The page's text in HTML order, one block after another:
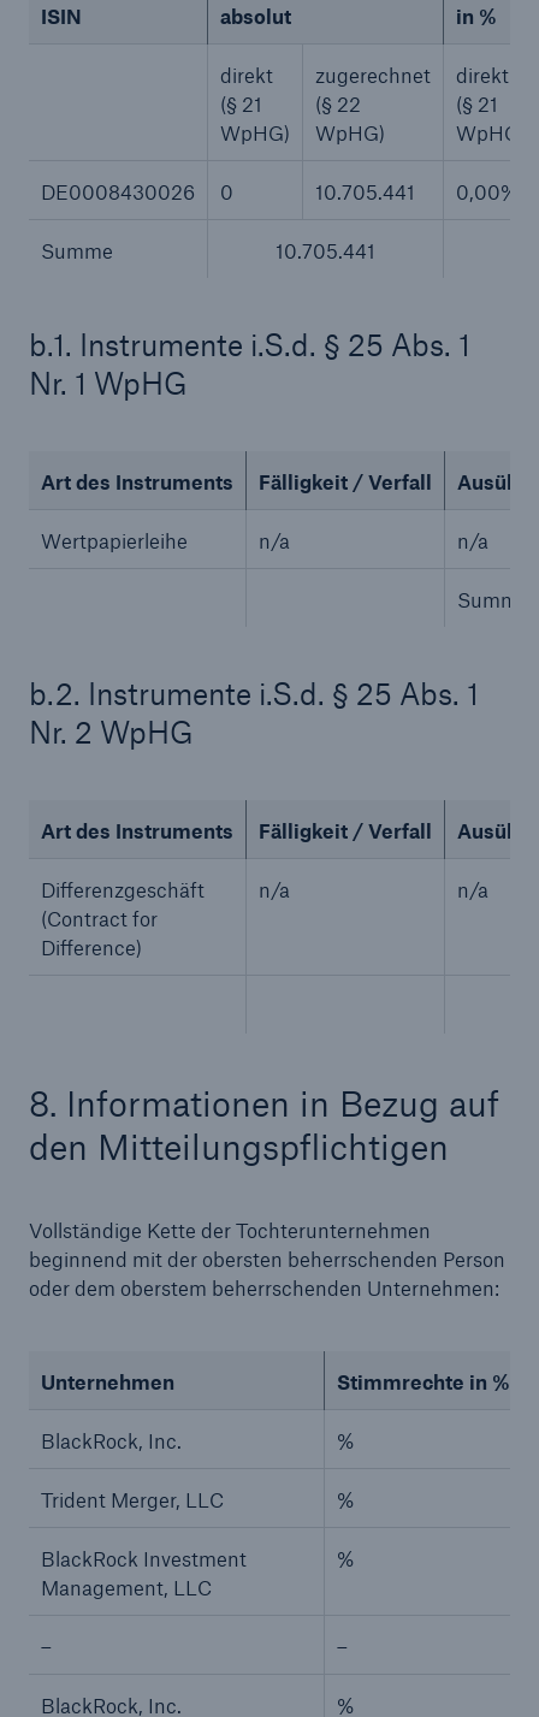
ISIN absolut in %
direkt
(§ 21
WpHG)
zugerechnet
(§ 22
WpHG)
direkt
(§ 21
WpHG)
DE0008430026 0 10.705.441 0,00%
Summe 10.705.441
b.1. Instrumente i.S.d. § 25 Abs. 1
Nr. 1 WpHG
Art des Instruments Fälligkeit / Verfall
Wertpapierleihe n/a n/a
Summe
b.2. Instrumente i.S.d. § 25 Abs. 1
Nr. 2 WpHG
Art des Instruments Fälligkeit / Verfall
Differenzgeschäft
(Contract for
Difference)
n/a n/a
8. Informationen in Bezug auf
den Mitteilungspflichtigen
Vollständige Kette der Tochterunternehmen
beginnend mit der obersten beherrschenden Person
oder dem oberstem beherrschenden Unternehmen:
Unternehmen Stimmrechte in %,
BlackRock, Inc. %
Trident Merger, LLC %
BlackRock Investment
Management, LLC
%
– –
BlackRock, Inc. %
50 %
Internetkriminalität
600 bn
US Dollar im Jahr 2018
Rückversicherung Leben/Gesundheit
Lösungen